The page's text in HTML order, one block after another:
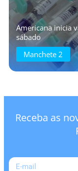
Americana inicia
sábado
Manchete 2
Receba as